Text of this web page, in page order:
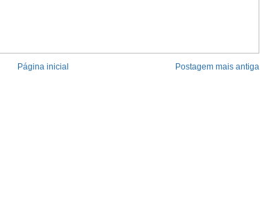
Postagem mais antiga
Página inicial